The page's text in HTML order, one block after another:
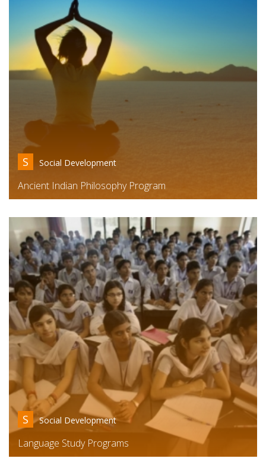
S Social Development
Ancient Indian Philosophy Program
S Social Development
Language Study Programs